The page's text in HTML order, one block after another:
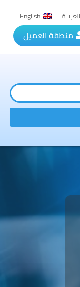
العربية English
منطقة العميل